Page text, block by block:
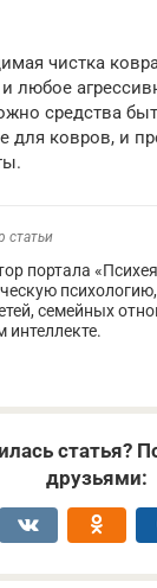
чистка
любое
средства
для ковров, и
статьи
портала
семейных
статья?
друзьями: